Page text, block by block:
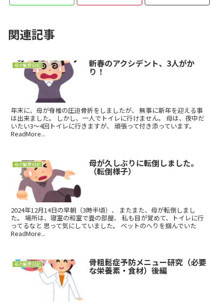
関連記事
母の観察日記 新春のアクシデント、3人がか
り！
年末に、母が脊椎の圧迫骨折をしましたが、 無事に新年を迎える事
は出来ました。 しかし、一人でトイレに行けません。 母は、夜中だ
いたい3～4回トイレに行きますが、 頑張って付き添っています。
ReadMore...
母の観察日記 母が久しぶりに転倒しました。
（転倒様子）
2024年12月14日の早朝（3時半頃）、 またまた、母が転倒しまし
た。 場所は、寝室の和室で畳の部屋、 私も目が覚めて、トイレに行
ってるなと 思って気にしていました。 ベットのへりを掴んでいた
ReadMore...
母の観察日記 骨粗鬆症予防メニュー研究（必要
な栄養素・食材）後編